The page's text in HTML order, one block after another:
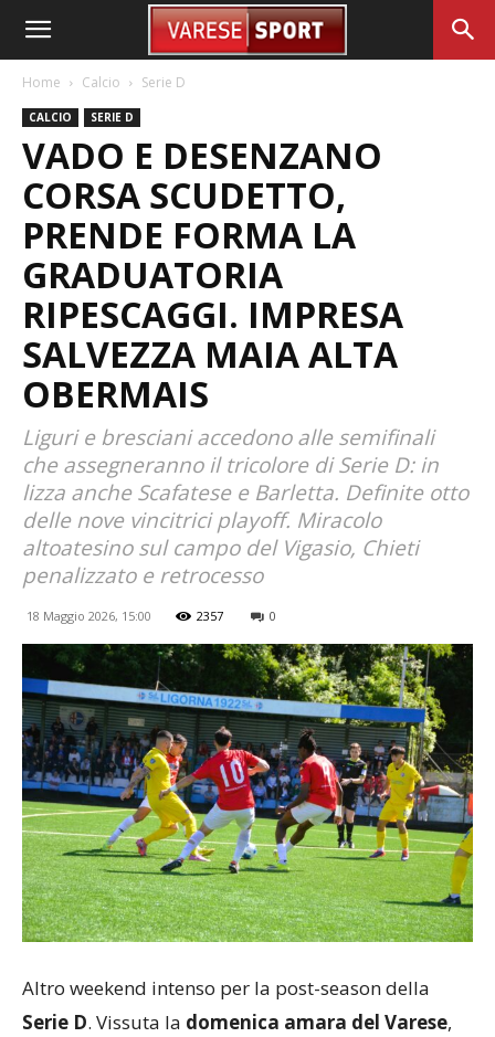
Home Calcio Serie D
CALCIO SERIE D
VADO E DESENZANO
CORSA SCUDETTO,
PRENDE FORMA LA
GRADUATORIA
RIPESCAGGI. IMPRESA
SALVEZZA MAIA ALTA
OBERMAIS
Liguri e bresciani accedono alle semifinali
che assegneranno il tricolore di Serie D: in
lizza anche Scafatese e Barletta. Definite otto
delle nove vincitrici playoff. Miracolo
altoatesino sul campo del Vigasio, Chieti
penalizzato e retrocesso
18 Maggio 2026, 15:00 2357 0
Altro weekend intenso per la post-season della
Serie D. Vissuta la domenica amara del Varese,